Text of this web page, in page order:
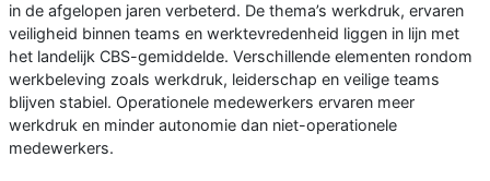
in de afgelopen jaren verbeterd. De thema’s werkdruk, ervaren
veiligheid binnen teams en werktevredenheid liggen in lijn met
het landelijk CBS-gemiddelde. Verschillende elementen rondom
werkbeleving zoals werkdruk, leiderschap en veilige teams
blijven stabiel. Operationele medewerkers ervaren meer
werkdruk en minder autonomie dan niet-operationele
medewerkers.